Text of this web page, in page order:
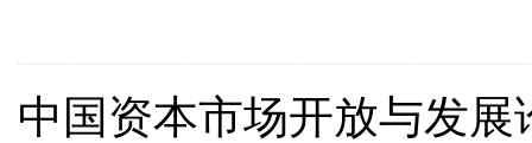
中国资本市场开放与发展